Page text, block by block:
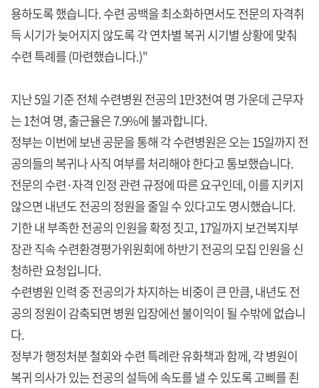
용하도록 했습니다. 수련 공백을 최소화하면서도 전문의 자격취
득 시기가 늦어지지 않도록 각 연차별 복귀 시기별 상황에 맞춰
수련 특례를 (마련했습니다.)"
지난 5일 기준 전체 수련병원 전공의 1만3천여 명 가운데 근무자
는 1천여 명, 출근율은 7.9%에 불과합니다.
정부는 이번에 보낸 공문을 통해 각 수련병원은 오는 15일까지 전
공의들의 복귀나 사직 여부를 처리해야 한다고 통보했습니다.
전문의 수련·자격 인정 관련 규정에 따른 요구인데, 이를 지키지
않으면 내년도 전공의 정원을 줄일 수 있다고도 명시했습니다.
기한 내 부족한 전공의 인원을 확정 짓고, 17일까지 보건복지부
장관 직속 수련환경평가위원회에 하반기 전공의 모집 인원을 신
청하란 요청입니다.
수련병원 인력 중 전공의가 차지하는 비중이 큰 만큼, 내년도 전
공의 정원이 감축되면 병원 입장에선 불이익이 될 수밖에 없습니
다.
정부가 행정처분 철회와 수련 특례란 유화책과 함께, 각 병원이
복귀 의사가 있는 전공의 설득에 속도를 낼 수 있도록 고삐를 죈